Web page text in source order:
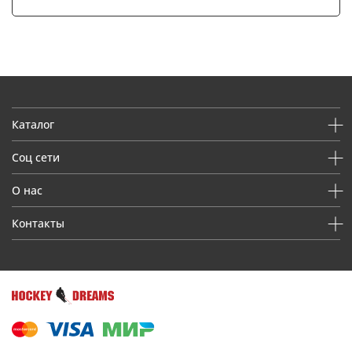
Каталог
Соц сети
О нас
Контакты